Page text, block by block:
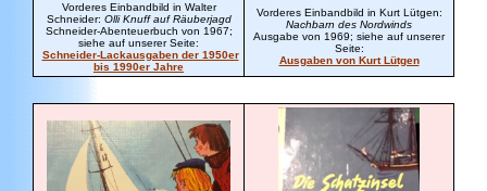
Vorderes Einbandbild in Walter
Schneider: Olli Knuff auf Räuberjagd
Schneider-Abenteuerbuch von 1967;
siehe auf unserer Seite:
Schneider-Lackausgaben der 1950er
bis 1990er Jahre
Vorderes Einbandbild in Kurt Lütgen:
Nachbarn des Nordwinds
Ausgabe von 1969; siehe auf unserer
Seite:
Ausgaben von Kurt Lütgen